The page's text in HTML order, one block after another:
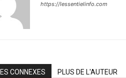
https://lessentielinfo.com
CONNEXES PLUS DE L'AUTEUR